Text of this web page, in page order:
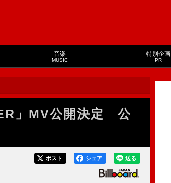
音楽
MUSIC
特別企画
PR
」MV公開決定 公
送る
シェア
ポスト